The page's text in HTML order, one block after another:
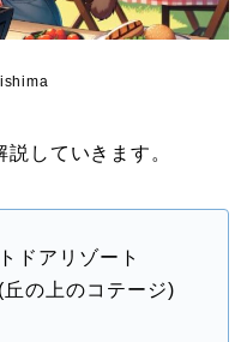
していきます。
ドアリゾート
の上のコテージ)